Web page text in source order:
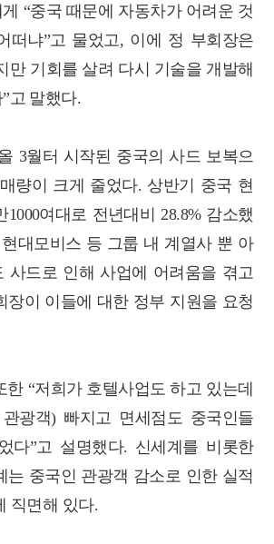
“중국 때문에 자동차가 어려운 것
떠냐”고 물었고, 이에 정 부회장은
만 기회를 살려 다시 기술을 개발해
고 말했다.
3월터 시작된 중국의 사드 보복으
량이 크게 줄었다. 상반기 중국 현
1000여대로 전년대비 28.8% 감소했
대모비스 등 그룹 내 계열사 뿐 아
사드로 인해 사업에 어려움을 겪고
장이 이들에 대한 정부 지원을 요청
한 “저희가 호텔사업도 하고 있는데
광객) 빠지고 면세점도 중국인들
다”고 설명했다. 신세계를 비롯한
는 중국인 관광객 감소로 인한 실적
직면해 있다.